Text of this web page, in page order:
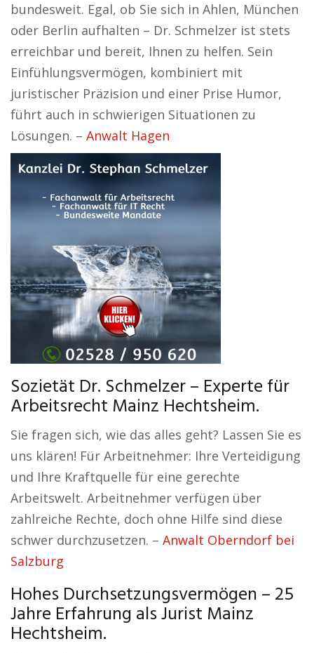
bundesweit. Egal, ob Sie sich in Ahlen, München
oder Berlin aufhalten – Dr. Schmelzer ist stets
erreichbar und bereit, Ihnen zu helfen. Sein
Einfühlungsvermögen, kombiniert mit
juristischer Präzision und einer Prise Humor,
führt auch in schwierigen Situationen zu
Lösungen. – Anwalt Hagen
Sozietät Dr. Schmelzer – Experte für
Arbeitsrecht Mainz Hechtsheim.
Sie fragen sich, wie das alles geht? Lassen Sie es
uns klären! Für Arbeitnehmer: Ihre Verteidigung
und Ihre Kraftquelle für eine gerechte
Arbeitswelt. Arbeitnehmer verfügen über
zahlreiche Rechte, doch ohne Hilfe sind diese
schwer durchzusetzen. – Anwalt Oberndorf bei
Salzburg
Hohes Durchsetzungsvermögen – 25
Jahre Erfahrung als Jurist Mainz
Hechtsheim.